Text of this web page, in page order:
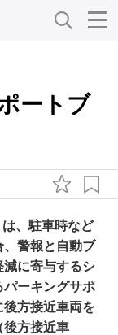
ートブ
、駐車時など
警報と自動ブ
減に寄与するシ
パーキングサポ
方接近車両を
後方接近車